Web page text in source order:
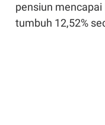
pensiun
tumbuh 12,52%